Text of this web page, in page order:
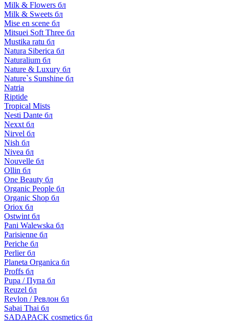
Milk & Flowers бл
Milk & Sweets бл
Mise en scene бл
Mitsuei Soft Three бл
Mustika ratu бл
Natura Siberica бл
Naturalium бл
Nature & Luxury бл
Nature`s Sunshine бл
Natria
Riptide
Tropical Mists
Nesti Dante бл
Nexxt бл
Nirvel бл
Nish бл
Nivea бл
Nouvelle бл
Ollin бл
One Beauty бл
Organic People бл
Organic Shop бл
Oriox бл
Ostwint бл
Pani Walewska бл
Parisienne бл
Periche бл
Perlier бл
Planeta Organica бл
Proffs бл
Pupa / Пупа бл
Reuzel бл
Revlon / Ревлон бл
Sabai Thai бл
SADAPACK cosmetics бл